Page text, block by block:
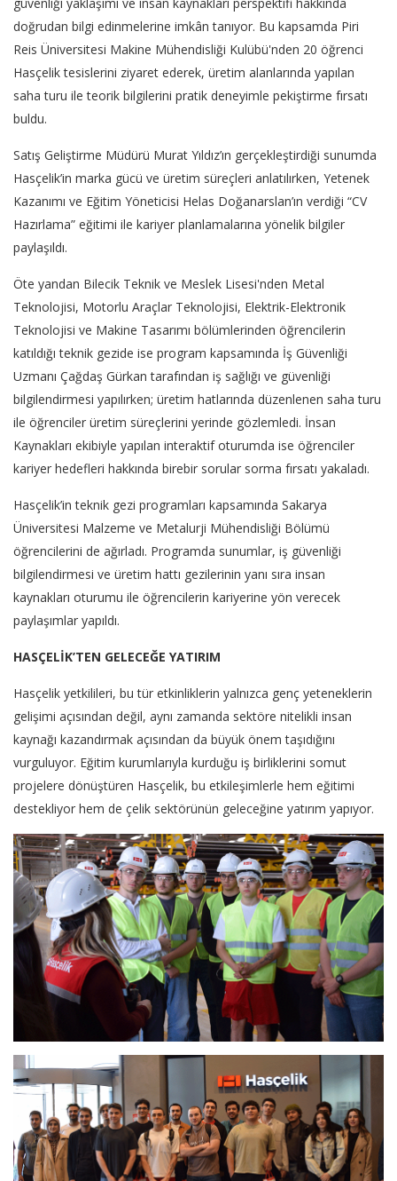
doğrudan bilgi edinmelerine imkân tanıyor. Bu kapsamda Piri
Reis Üniversitesi Makine Mühendisliği Kulübü'nden 20 öğrenci
Hasçelik tesislerini ziyaret ederek, üretim alanlarında yapılan
saha turu ile teorik bilgilerini pratik deneyimle pekiştirme fırsatı
buldu.
Satış Geliştirme Müdürü Murat Yıldız’ın gerçekleştirdiği sunumda
Hasçelik’in marka gücü ve üretim süreçleri anlatılırken, Yetenek
Kazanımı ve Eğitim Yöneticisi Helas Doğanarslan’ın verdiği “CV
Hazırlama” eğitimi ile kariyer planlamalarına yönelik bilgiler
paylaşıldı.
Öte yandan Bilecik Teknik ve Meslek Lisesi'nden Metal
Teknolojisi, Motorlu Araçlar Teknolojisi, Elektrik-Elektronik
Teknolojisi ve Makine Tasarımı bölümlerinden öğrencilerin
katıldığı teknik gezide ise program kapsamında İş Güvenliği
Uzmanı Çağdaş Gürkan tarafından iş sağlığı ve güvenliği
bilgilendirmesi yapılırken; üretim hatlarında düzenlenen saha turu
ile öğrenciler üretim süreçlerini yerinde gözlemledi. İnsan
Kaynakları ekibiyle yapılan interaktif oturumda ise öğrenciler
kariyer hedefleri hakkında birebir sorular sorma fırsatı yakaladı.
Hasçelik’in teknik gezi programları kapsamında Sakarya
Üniversitesi Malzeme ve Metalurji Mühendisliği Bölümü
öğrencilerini de ağırladı. Programda sunumlar, iş güvenliği
bilgilendirmesi ve üretim hattı gezilerinin yanı sıra insan
kaynakları oturumu ile öğrencilerin kariyerine yön verecek
paylaşımlar yapıldı.
HASÇELİK’TEN GELECEĞE YATIRIM
Hasçelik yetkilileri, bu tür etkinliklerin yalnızca genç yeteneklerin
gelişimi açısından değil, aynı zamanda sektöre nitelikli insan
kaynağı kazandırmak açısından da büyük önem taşıdığını
vurguluyor. Eğitim kurumlarıyla kurduğu iş birliklerini somut
projelere dönüştüren Hasçelik, bu etkileşimlerle hem eğitimi
destekliyor hem de çelik sektörünün geleceğine yatırım yapıyor.